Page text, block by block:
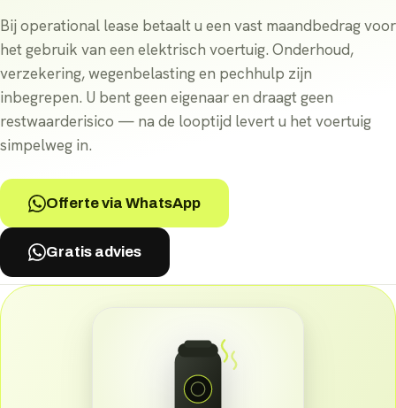
Bij operational lease betaalt u een vast maandbedrag voor
het gebruik van een elektrisch voertuig. Onderhoud,
verzekering, wegenbelasting en pechhulp zijn
inbegrepen. U bent geen eigenaar en draagt geen
restwaarderisico — na de looptijd levert u het voertuig
simpelweg in.
Offerte via WhatsApp
Gratis advies